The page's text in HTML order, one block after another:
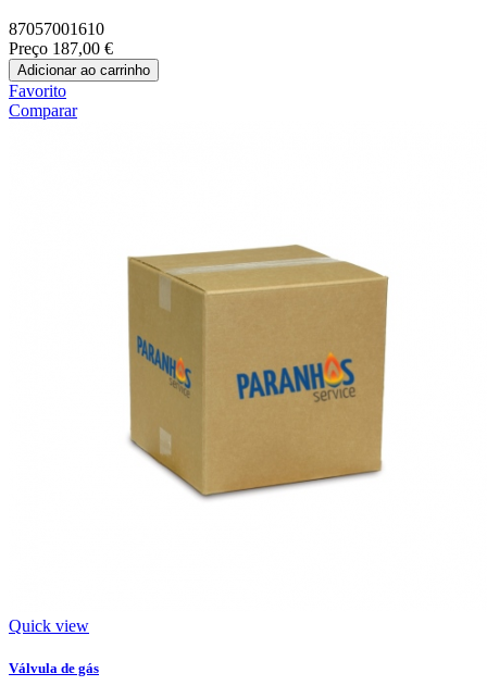
87057001610
Preço 187,00 €
Adicionar ao carrinho
Favorito
Comparar
Quick view
Válvula de gás